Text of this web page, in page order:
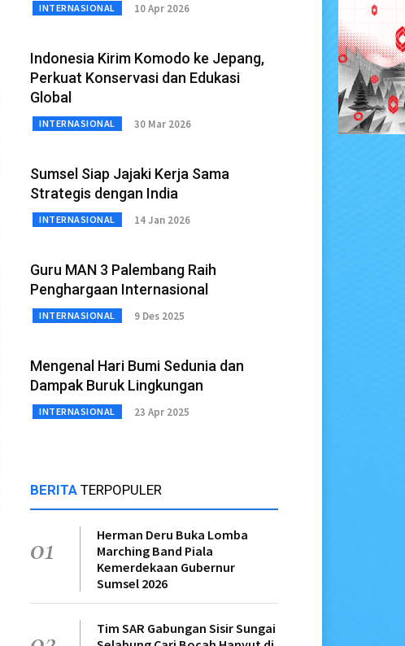
INTERNASIONAL 10 Apr 2026
Indonesia Kirim Komodo ke Jepang,
Perkuat Konservasi dan Edukasi
Global
INTERNASIONAL 30 Mar 2026
Sumsel Siap Jajaki Kerja Sama
Strategis dengan India
INTERNASIONAL 14 Jan 2026
Guru MAN 3 Palembang Raih
Penghargaan Internasional
INTERNASIONAL 9 Des 2025
Mengenal Hari Bumi Sedunia dan
Dampak Buruk Lingkungan
INTERNASIONAL 23 Apr 2025
BERITA TERPOPULER
01
Herman Deru Buka Lomba
Marching Band Piala
Kemerdekaan Gubernur
Sumsel 2026
Tim SAR Gabungan Sisir Sungai